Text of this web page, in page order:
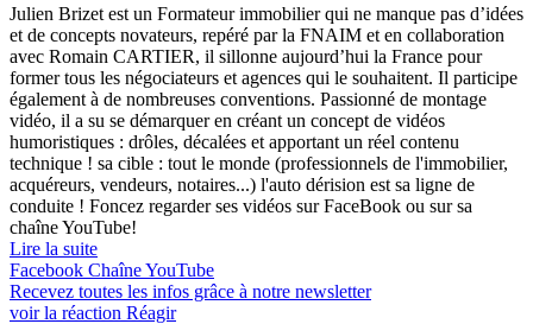
Julien Brizet est un Formateur immobilier qui ne manque pas d’idées
et de concepts novateurs, repéré par la FNAIM et en collaboration
avec Romain CARTIER, il sillonne aujourd’hui la France pour
former tous les négociateurs et agences qui le souhaitent. Il participe
également à de nombreuses conventions. Passionné de montage
vidéo, il a su se démarquer en créant un concept de vidéos
humoristiques : drôles, décalées et apportant un réel contenu
technique ! sa cible : tout le monde (professionnels de l'immobilier,
acquéreurs, vendeurs, notaires...) l'auto dérision est sa ligne de
conduite ! Foncez regarder ses vidéos sur FaceBook ou sur sa
chaîne YouTube!
Lire la suite
Facebook Chaîne YouTube
Recevez toutes les infos grâce à notre newsletter
voir la réaction Réagir